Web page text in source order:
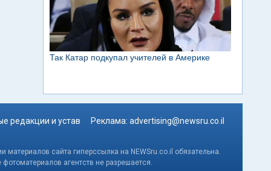
редакции и устав Реклама: advertising@newsru.co.il
сайта гиперссылка на NEWSru.co.il обязательна.
агентств не разрешается.